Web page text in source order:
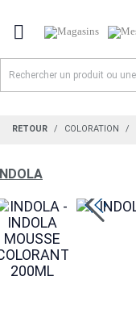

RETOUR COLORATION